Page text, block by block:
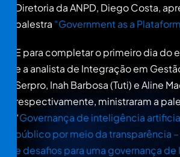
Diretoria da ANPD, Diego Costa,
palestra “Government as a
E para completar o primeiro dia do
e a analista de Integração em
Serpro, Inah Barbosa (Tuti) e Aline
respectivamente, ministraram a
“Governança de inteligência
público por meio da transparência
e desafios para uma governança de